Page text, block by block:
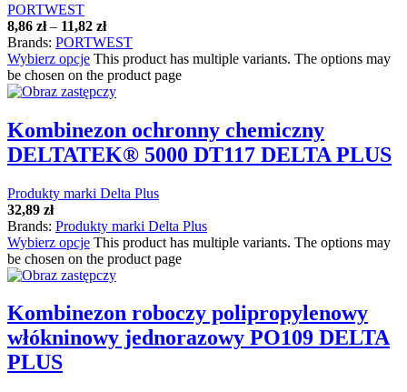
PORTWEST
8,86 zł– 11,82 zł
Brands: PORTWEST
Wybierz opcje This product has multiple variants. The options may
be chosen on the product page
Kombinezon ochronny chemiczny
DELTATEK® 5000 DT117 DELTA PLUS
Produkty marki Delta Plus
32,89 zł
Brands: Produkty marki Delta Plus
Wybierz opcje This product has multiple variants. The options may
be chosen on the product page
Kombinezon roboczy polipropylenowy
włókninowy jednorazowy PO109 DELTA
PLUS